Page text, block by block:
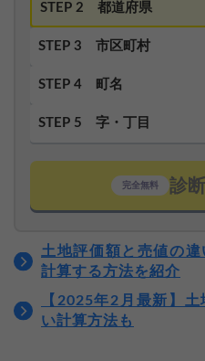
STEP 2 都道府県
STEP 3 市区町村
STEP 4 町名
STEP 5 字・丁目
完全無料 診
土地評価額と売値の
計算する方法を紹介
【2025年2月最新】
い計算方法も